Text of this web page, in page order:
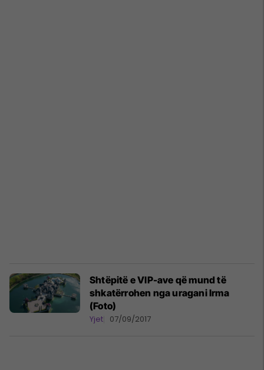
Shtëpitë e VIP-ave që mund të
shkatërrohen nga uragani Irma
(Foto)
Yjet 07/09/2017